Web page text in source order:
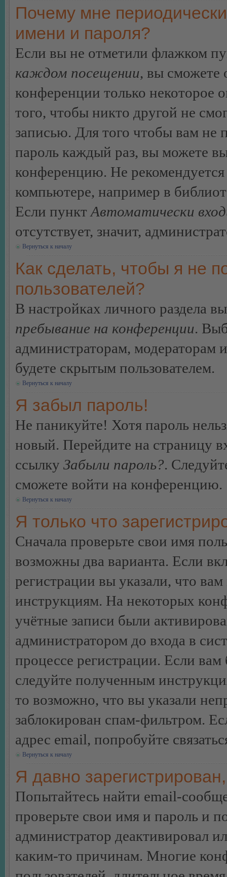
Почему мне
имени и пароля?
Если вы не отметили флажком
каждом посещении, вы сможете
конференции только некоторое
того, чтобы никто другой не
записью. Для того чтобы вам не
пароль каждый раз, вы можете
конференцию. Не
компьютере, например в
Если пункт Автоматически
отсутствует, значит,
Вернуться к началу
Как сделать, чтобы я не
пользователей?
В настройках личного раздела
пребывание на конференции.
администраторам, модераторам
будете скрытым пользователем.
Вернуться к началу
Я забыл пароль!
Не паникуйте! Хотя пароль
новый. Перейдите на страницу
ссылку Забыли пароль?.
сможете войти на конференцию.
Вернуться к началу
Я только что
Сначала проверьте свои имя
возможны два варианта. Если
регистрации вы указали, что
инструкциям. На некоторых
учётные записи были
администратором до входа в
процессе регистрации. Если
следуйте полученным
то возможно, что вы указали
заблокирован спам-фильтром.
адрес email, попробуйте
Вернуться к началу
Я давно
Попытайтесь найти email-
проверьте свои имя и пароль и
администратор деактивировал
каким-то причинам. Многие